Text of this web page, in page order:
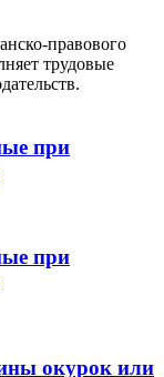
правового
трудовые
при
при
окурок или